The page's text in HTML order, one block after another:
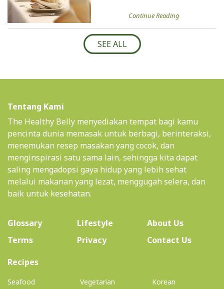
Continue Reading
SEE ALL
Tentang Kami
The Healthy Belly menyediakan tempat bagi kamu
pencinta dunia memasak untuk berbagi, berinteraksi,
menemukan resep masakan yang cocok, dan
menginspirasi satu sama lain, sehingga kita dapat
saling mengadopsi gaya hidup yang lebih sehat
melalui makanan yang lezat, menggugah selera, dan
baik untuk kesehatan.
Glossary Lifestyle About Us(current)
Terms
Privacy
Contact Us
Recipes(current)
Seafood Vegetarian Korean